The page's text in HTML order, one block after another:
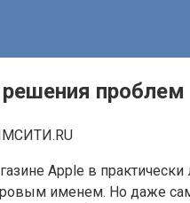
проблем
Apple в
именем. Но даже